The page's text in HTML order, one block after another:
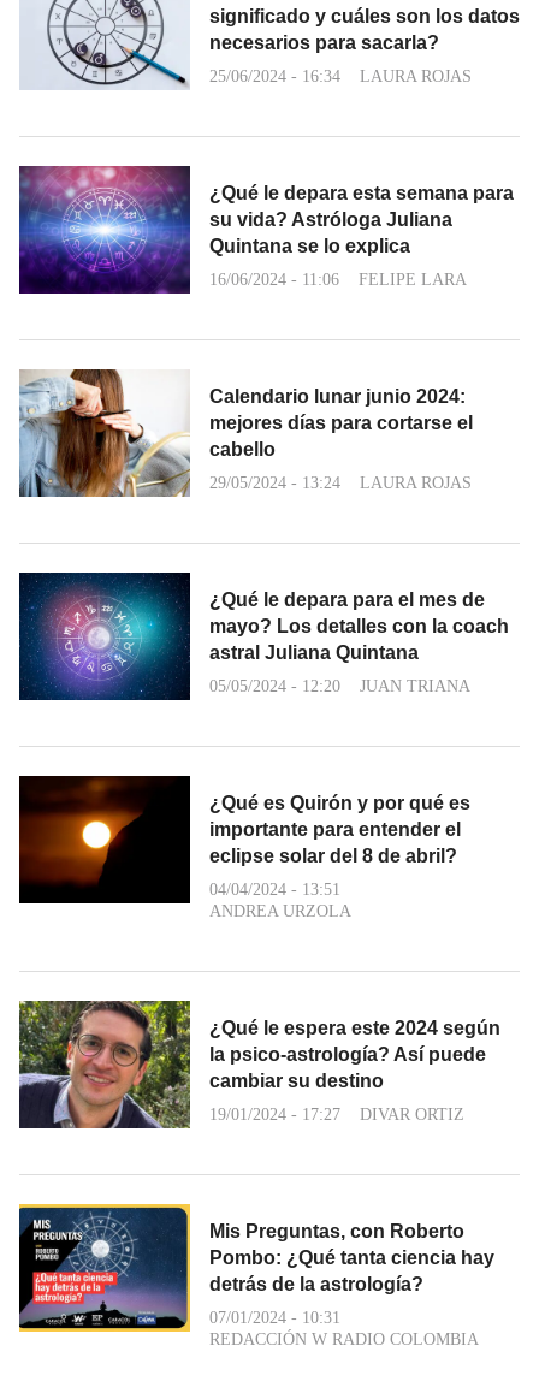
significado y cuáles son los datos
necesarios para sacarla?
25/06/2024 - 16:34 LAURA ROJAS
¿Qué le depara esta semana para
su vida? Astróloga Juliana
Quintana se lo explica
16/06/2024 - 11:06 FELIPE LARA
Calendario lunar junio 2024:
mejores días para cortarse el
cabello
29/05/2024 - 13:24 LAURA ROJAS
¿Qué le depara para el mes de
mayo? Los detalles con la coach
astral Juliana Quintana
05/05/2024 - 12:20 JUAN TRIANA
¿Qué es Quirón y por qué es
importante para entender el
eclipse solar del 8 de abril?
04/04/2024 - 13:51
ANDREA URZOLA
¿Qué le espera este 2024 según
la psico-astrología? Así puede
cambiar su destino
19/01/2024 - 17:27 DIVAR ORTIZ
Mis Preguntas, con Roberto
Pombo: ¿Qué tanta ciencia hay
detrás de la astrología?
07/01/2024 - 10:31
REDACCIÓN W RADIO COLOMBIA